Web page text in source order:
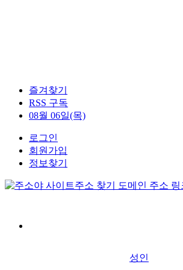
즐겨찾기
RSS 구독
08월 06일(목)
로그인
회원가입
정보찾기
성인